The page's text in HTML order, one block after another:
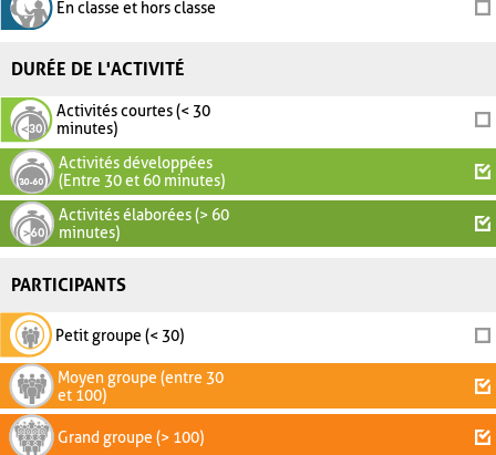
En classe et hors classe
DURÉE DE L'ACTIVITÉ
Activités courtes (< 30
minutes)
Activités développées
(Entre 30 et 60 minutes)
Activités élaborées (> 60
minutes)
PARTICIPANTS
Petit groupe (< 30)
Moyen groupe (entre 30
et 100)
Grand groupe (> 100)